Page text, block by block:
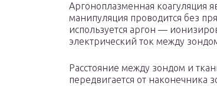
Аргоноплазменная коагуляция
манипуляция проводится без
используется аргон —
электрический ток между
Расстояние между зондом и
передвигается от наконечника